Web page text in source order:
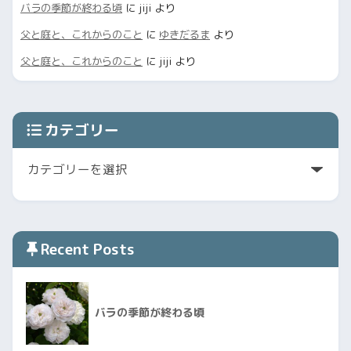
バラの季節が終わる頃 に jiji より
父と庭と、これからのこと に ゆきだるま より
父と庭と、これからのこと に jiji より
カテゴリー
Recent Posts
バラの季節が終わる頃